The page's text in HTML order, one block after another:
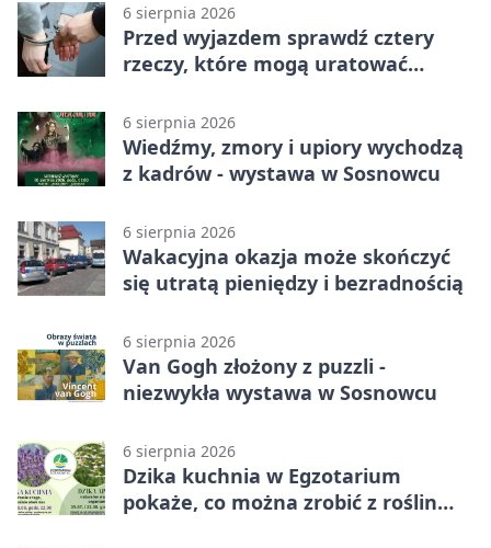
6 sierpnia 2026
Przed wyjazdem sprawdź cztery
rzeczy, które mogą uratować
6 sierpnia 2026
Wiedźmy, zmory i upiory wychodzą
z kadrów - wystawa w Sosnowcu
6 sierpnia 2026
Wakacyjna okazja może skończyć
się utratą pieniędzy i bezradnością
6 sierpnia 2026
Van Gogh złożony z puzzli -
niezwykła wystawa w Sosnowcu
6 sierpnia 2026
Dzika kuchnia w Egzotarium
pokaże, co można zrobić z roślin